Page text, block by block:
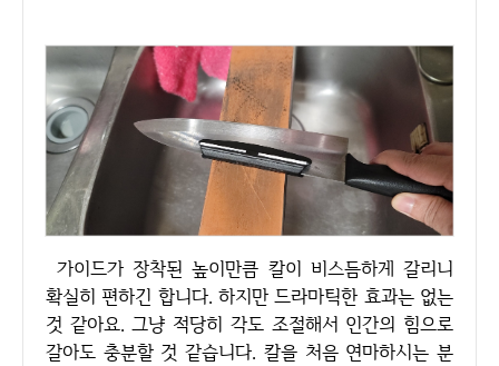
가이드가 장착된 높이만큼 칼이 비스듬하게 갈리니
확실히 편하긴 합니다. 하지만 드라마틱한 효과는 없는
것 같아요. 그냥 적당히 각도 조절해서 인간의 힘으로
갈아도 충분할 것 같습니다. 칼을 처음 연마하시는 분